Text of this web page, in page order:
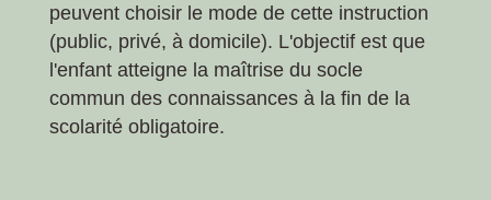
peuvent choisir le mode de cette instruction
(public, privé, à domicile). L'objectif est que
l'enfant atteigne la maîtrise du socle
commun des connaissances à la fin de la
scolarité obligatoire.